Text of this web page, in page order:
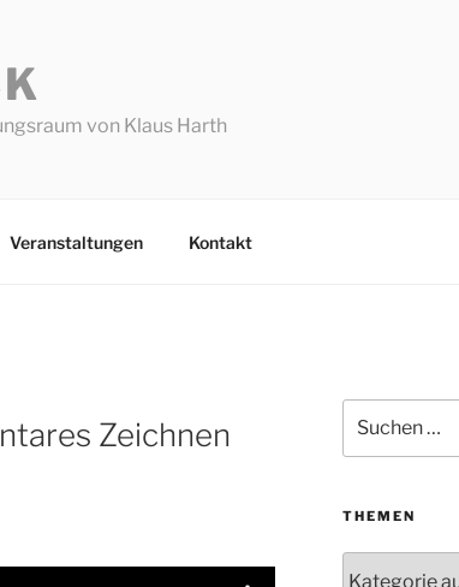
von Klaus Harth
Veranstaltungen Kontakt
Zeichnen
nach:
THEMEN